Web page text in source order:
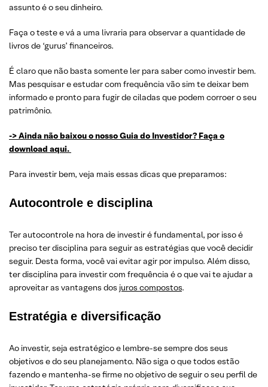
assunto é o seu dinheiro.
Faça o teste e vá a uma livraria para observar a quantidade de
livros de ‘gurus’ financeiros.
É claro que não basta somente ler para saber como investir bem.
Mas pesquisar e estudar com frequência vão sim te deixar bem
informado e pronto para fugir de ciladas que podem corroer o seu
patrimônio.
->Ainda não baixou o nosso Guia do Investidor? Faça o
download aqui.
Para investir bem, veja mais essas dicas que preparamos:
Autocontrole e disciplina
Ter autocontrole na hora de investir é fundamental, por isso é
preciso ter disciplina para seguir as estratégias que você decidir
seguir. Desta forma, você vai evitar agir por impulso. Além disso,
ter disciplina para investir com frequência é o que vai te ajudar a
aproveitar as vantagens dos juros compostos.
Estratégia e diversificação
Ao investir, seja estratégico e lembre-se sempre dos seus
objetivos e do seu planejamento. Não siga o que todos estão
fazendo e mantenha-se firme no objetivo de seguir o seu perfil de